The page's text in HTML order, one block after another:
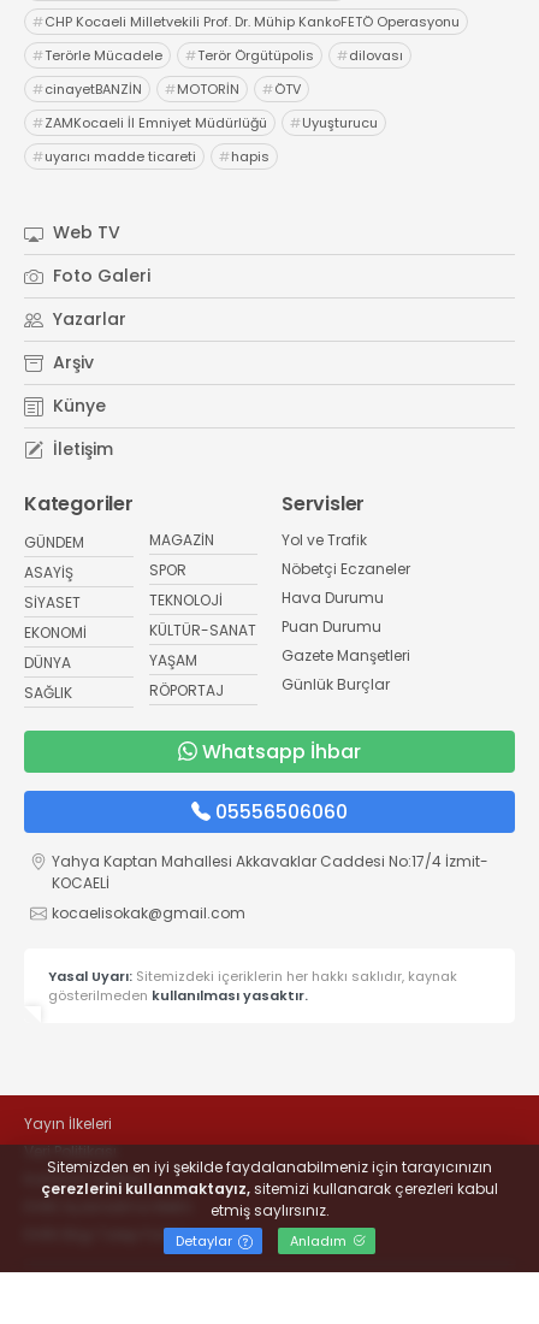
#CHP Kocaeli Milletvekili Prof. Dr. Mühip KankoFETÖ Operasyonu
#Terörle Mücadele #Terör Örgütüpolis #dilovası
#cinayetBANZİN #MOTORİN #ÖTV
#ZAMKocaeli İl Emniyet Müdürlüğü #Uyuşturucu
#uyarıcı madde ticareti #hapis
Web TV
Foto Galeri
Yazarlar
Arşiv
Künye
İletişim
Kategoriler
GÜNDEM
ASAYİŞ
SİYASET
EKONOMİ
DÜNYA
SAĞLIK
MAGAZİN
SPOR
TEKNOLOJİ
KÜLTÜR-SANAT
YAŞAM
RÖPORTAJ
Servisler
Yol ve Trafik
Nöbetçi Eczaneler
Hava Durumu
Puan Durumu
Gazete Manşetleri
Günlük Burçlar
Whatsapp İhbar
05556506060
Yahya Kaptan Mahallesi Akkavaklar Caddesi No:17/4 İzmit-
KOCAELİ
kocaelisokak@gmail.com
Yasal Uyarı: Sitemizdeki içeriklerin her hakkı saklıdır, kaynak
gösterilmeden kullanılması yasaktır.
Yayın İlkeleri
Veri Politikası
Kullanım Şartları
KVKK Bilgi Talep Formu
Sitemizden en iyi şekilde faydalanabilmeniz için tarayıcınızın
çerezlerini kullanmaktayız,sitemizi kullanarak çerezleri kabul
etmiş saylırsınız.
Detaylar Anladım